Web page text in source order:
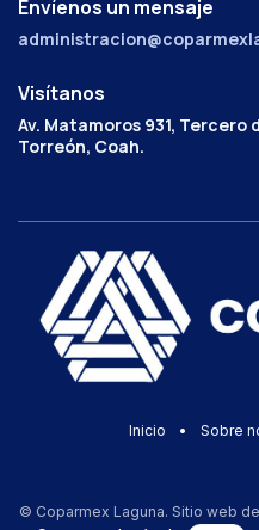
Envíenos un mensaje
Visítanos
Av. Matamoros 931,
Torreón, Coah.
Inicio • Sobre
© Coparmex Laguna. Sitio web